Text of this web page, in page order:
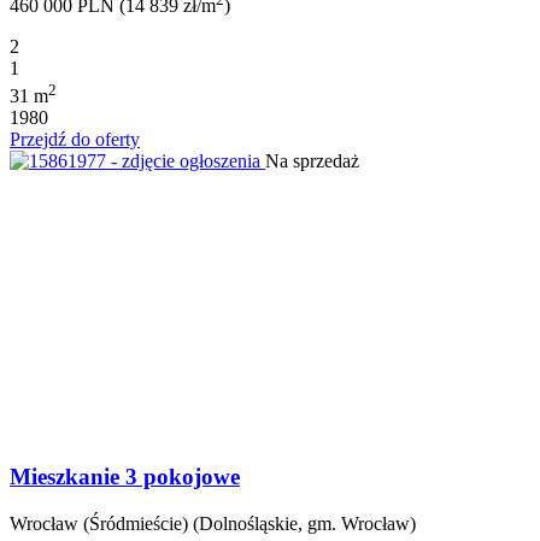
460 000 PLN (14 839 zł/m )
2
1
31 m2
1980
Przejdź do oferty
Na sprzedaż
Mieszkanie 3 pokojowe
Wrocław (Śródmieście) (Dolnośląskie, gm. Wrocław)